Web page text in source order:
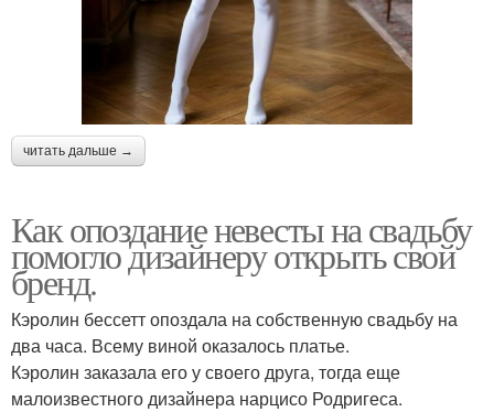
читать дальше →
Как опоздание невесты на свадьбу
помогло дизайнеру открыть свой
бренд.
Кэролин бессетт опоздала на собственную свадьбу на
два часа. Всему виной оказалось платье.
Кэролин заказала его у своего друга, тогда еще
малоизвестного дизайнера нарцисо Родригеса.